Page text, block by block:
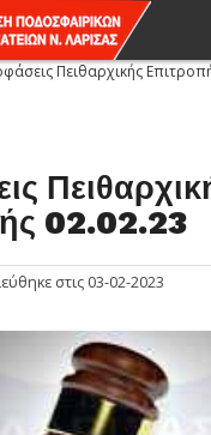
Πειθαρχικής
02.02.23
στις 03-02-2023